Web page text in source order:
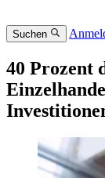
Suchen
40 Prozent